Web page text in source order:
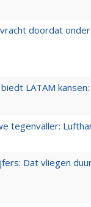
doordat
LATAM
tegenvaller:
Dat vliegen